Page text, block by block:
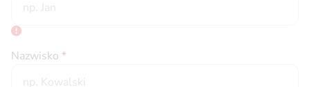
Nazwisko *